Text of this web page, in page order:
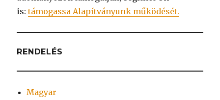
is:támogassa Alapítványunk működését.
RENDELÉS
Magyar